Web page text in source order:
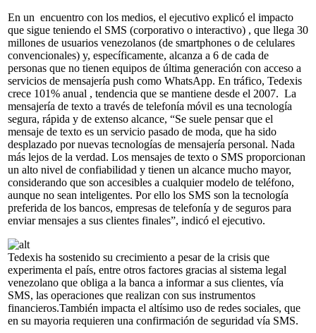
En un encuentro con los medios, el ejecutivo explicó el impacto
que sigue teniendo el SMS (corporativo o interactivo) , que llega 30
millones de usuarios venezolanos (de smartphones o de celulares
convencionales) y, específicamente, alcanza a 6 de cada de
personas que no tienen equipos de última generación con acceso a
servicios de mensajería push como WhatsApp. En tráfico, Tedexis
crece 101% anual , tendencia que se mantiene desde el 2007. La
mensajería de texto a través de telefonía móvil es una tecnología
segura, rápida y de extenso alcance, “Se suele pensar que el
mensaje de texto es un servicio pasado de moda, que ha sido
desplazado por nuevas tecnologías de mensajería personal. Nada
más lejos de la verdad. Los mensajes de texto o SMS proporcionan
un alto nivel de confiabilidad y tienen un alcance mucho mayor,
considerando que son accesibles a cualquier modelo de teléfono,
aunque no sean inteligentes. Por ello los SMS son la tecnología
preferida de los bancos, empresas de telefonía y de seguros para
enviar mensajes a sus clientes finales”, indicó el ejecutivo.
Tedexis ha sostenido su crecimiento a pesar de la crisis que
experimenta el país, entre otros factores gracias al sistema legal
venezolano que obliga a la banca a informar a sus clientes, vía
SMS, las operaciones que realizan con sus instrumentos
financieros.También impacta el altísimo uso de redes sociales, que
en su mayoria requieren una confirmación de seguridad vía SMS.